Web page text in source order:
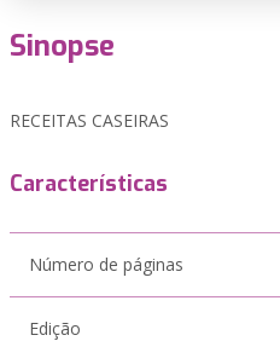
Sinopse
RECEITAS CASEIRAS
Características
Número de páginas
Edição